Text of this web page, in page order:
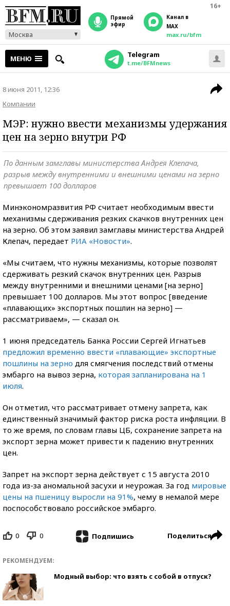
16+
Москва
прямой
эфир
Канал в
MAX
max.ru/bfm
МЕНЮ Telegram
t.me/BFMnews
8 июня 2011, 12:36
Компании
МЭР: нужно ввести механизмы удержания
цен на зерно внутри РФ
По данным замглавы министерства Андрея Клепача,
разрыв между внутренними и внешними ценами на зерно
превышает 100 долларов
Минэкономразвития РФ считает необходимым ввести
механизмы сдерживания резких скачков внутренних цен
на зерно. Об этом заявил замглавы министерства Андрей
Клепач, передает РИА «Новости».
«Мы считаем, что нужны механизмы, которые позволят
сдерживать резкий скачок внутренних цен. Разрыв
между внутренними и внешними ценами [на зерно]
превышает 100 долларов. Мы этот вопрос [введение
«плавающих» экспортных пошлин на зерно] —
рассматриваем», — сказал он.
1 июня председатель Банка России Сергей Игнатьев
предложил временно ввести «плавающие» экспортные
пошлины на зерно для смягчения последствий отмены
эмбарго на вывоз зерна, которая запланирована на 1
июля.
Он отметил, что рассматривает отмену запрета, как
единственный значимый фактор риска роста инфляции. В
то же время, по словам главы ЦБ, сохранение запрета на
экспорт зерна может привести к падению внутренних
цен.
Запрет на экспорт зерна действует с 15 августа 2010
года из-за аномальной засухи и неурожая. За год мировые
цены на пшеницу выросли на 91%, чему в немалой мере
поспособствовало российское эмбарго.
0 0 Подпишись Поделиться
РЕКОМЕНДУЕМ:
Модный выбор: что взять с собой в отпуск?